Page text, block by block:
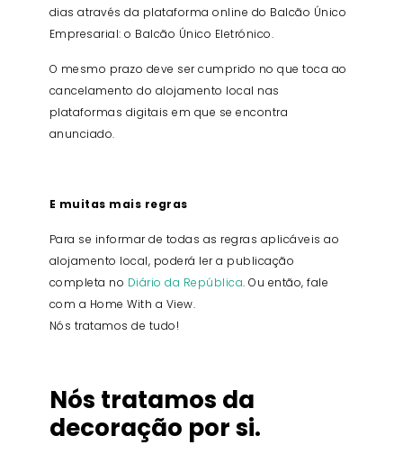
dias através da plataforma online do Balcão Único
Empresarial: o Balcão Único Eletrónico.
O mesmo prazo deve ser cumprido no que toca ao
cancelamento do alojamento local nas
plataformas digitais em que se encontra
anunciado.
E muitas mais regras
Para se informar de todas as regras aplicáveis ao
alojamento local, poderá ler a publicação
completa no Diário da República. Ou então, fale
com a Home With a View.
Nós tratamos de tudo!
Nós tratamos da
decoração por si.